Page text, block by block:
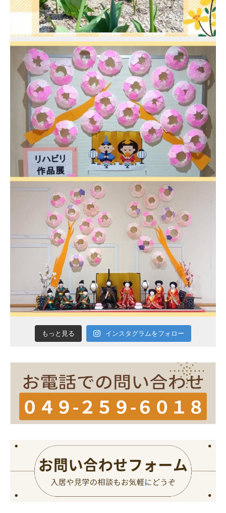
もっと見る インスタグラムをフォロー